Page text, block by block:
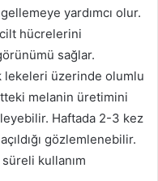
yardımcı olur.
hücrelerini
sağlar.
lekeleri üzerinde olumlu
melanin üretimini
Haftada 2-3 kez
gözlemlenebilir.
kullanım